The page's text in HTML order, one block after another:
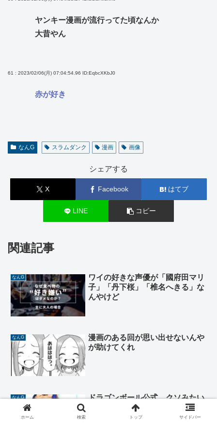
ヤンキー漫画が流行ってた頃なんか
大昔やん
61 : 2023/02/06(月) 07:04:54.96 ID:EqbcXKbJ0
赤が好き
なんG スラムダンク 漫画 画像
シェアする
X Facebook はてブ
LINE コピー
関連記事
なんG
ワイの好きな声優が「國府田マリ
子」「丹下桜」「椎名へきる」な
んやけど
なんG
漫画のある回が思い出せないんや
が助けてくれ
なんG
ドラゴンボール公式、クソみたい
な絵を公開しまた荒れる
ホーム 検索 トップ サイドバー